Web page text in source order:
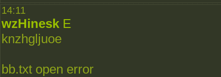
14:11
wzHinesk E
knzhgljuoe
bb.txt open error